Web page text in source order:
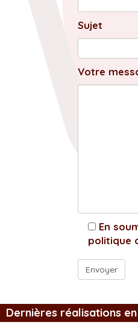
Sujet
Votre
En
politique
Dernières réalisations